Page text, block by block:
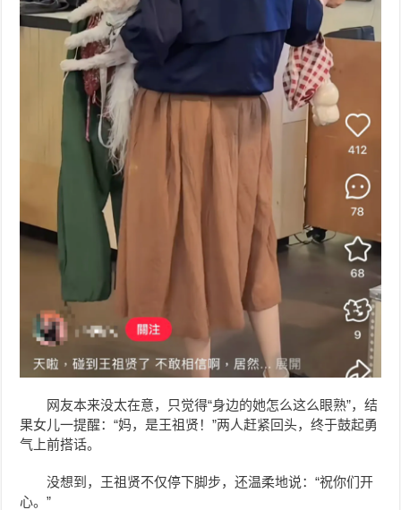
网友本来没太在意，只觉得“身边的她怎么这么眼熟”，结
果女儿一提醒：“妈，是王祖贤！”两人赶紧回头，终于鼓起勇
气上前搭话。
没想到，王祖贤不仅停下脚步，还温柔地说：“祝你们开
心。”